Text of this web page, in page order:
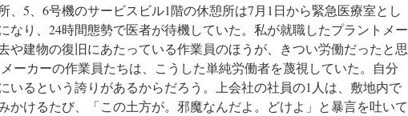
、5、6号機のサービスビル1階の休憩所は7月1日から緊急医療室とし
なり、24時間態勢で医者が待機していた。私が就職したプラントメー
や建物の復旧にあたっている作業員のほうが、きつい労働だったと思
ーカーの作業員たちは、こうした単純労働者を蔑視していた。自分
いるという誇りがあるからだろう。上会社の社員の1人は、敷地内で
かけるたび、「この土方が。邪魔なんだよ。どけよ」と暴言を吐いて